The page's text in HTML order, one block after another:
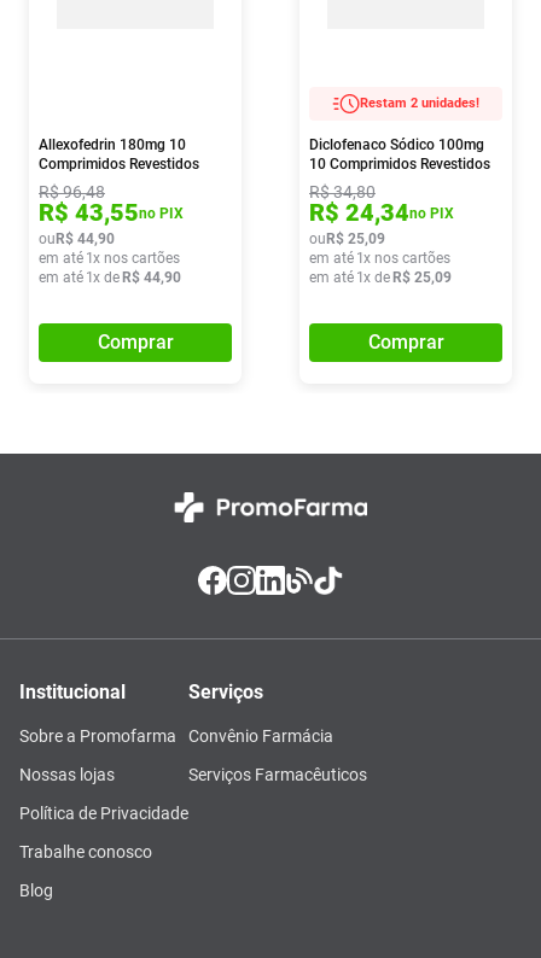
Allexofedrin 180mg 10
Comprimidos Revestidos
R$96,48
R$ 43,55no PIX
ou R$ 44,90
em até 1x nos cartões
em até 1x de R$ 44,90
Comprar
Restam 2 unidades!
Diclofenaco Sódico 100mg
10 Comprimidos Revestidos
Ems
R$34,80
R$ 24,34no PIX
ou R$ 25,09
em até 1x nos cartões
em até 1x de R$ 25,09
Comprar
Institucional
Sobre a Promofarma
Nossas lojas
Política de Privacidade
Trabalhe conosco
Blog
Serviços
Convênio Farmácia
Serviços Farmacêuticos